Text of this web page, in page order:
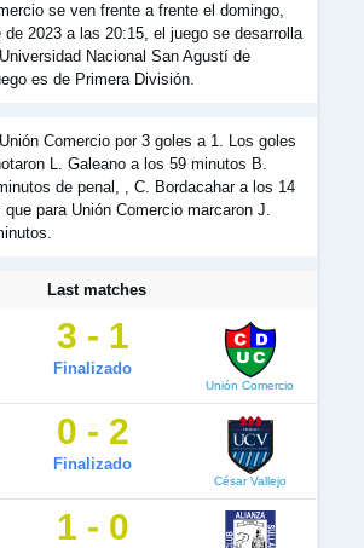
se ven frente a frente el domingo,
de 2023 a las 20:15, el juego se desarrolla
Nacional San Agustí de
es de Primera División.
Comercio por 3 goles a 1. Los goles
L. Galeano a los 59 minutos B.
de penal, , C. Bordacahar a los 14
para Unión Comercio marcaron J.
Last matches
3 - 1
Finalizado
Unión Comercio
0 - 2
Finalizado
César Vallejo
1 - 0